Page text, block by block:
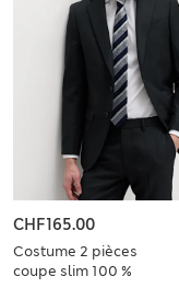
Costume 2 pièces
coupe slim 100 %
CHF165.00